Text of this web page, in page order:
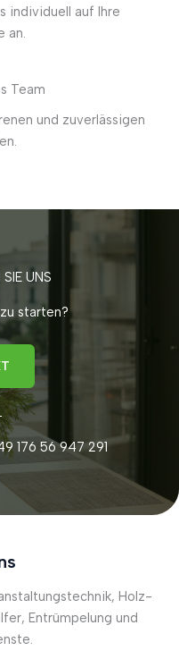
individuell auf Ihre
an.
Team
und zuverlässigen
UNS
starten?
176 56 947 291
Holz-
Entrümpelung und